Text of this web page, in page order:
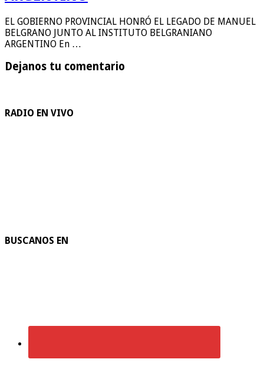
EL GOBIERNO PROVINCIAL HONRÓ EL LEGADO DE MANUEL
BELGRANO JUNTO AL INSTITUTO BELGRANIANO
ARGENTINO En …
Dejanos tu comentario
RADIO EN VIVO
BUSCANOS EN